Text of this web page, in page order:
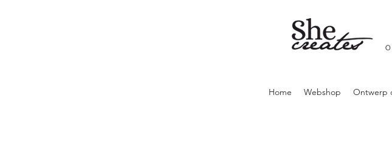
Home Webshop Ontwerp